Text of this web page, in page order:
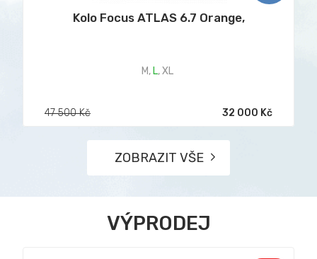
Kolo Focus ATLAS 6.7 Orange,
M, L,XL
47 500 Kč 32 000 Kč
ZOBRAZIT VŠE
VÝPRODEJ